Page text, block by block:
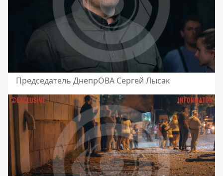
Председатель ДнепрОВА Сергей Лысак